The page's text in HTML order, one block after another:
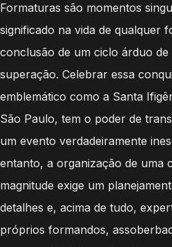
Formaturas são momentos
significado na vida de qualquer
conclusão de um ciclo árduo de
superação. Celebrar essa
emblemático como a Santa
São Paulo, tem o poder de
um evento verdadeiramente
entanto, a organização de uma
magnitude exige um
detalhes e, acima de tudo,
próprios formandos,